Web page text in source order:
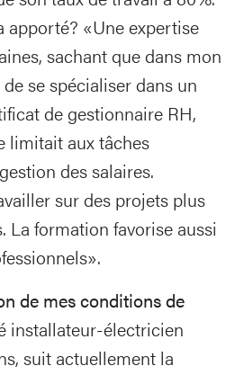
apporté? «Une expertise
sachant que dans mon
se spécialiser dans un
de gestionnaire RH,
limitait aux tâches
des salaires.
sur des projets plus
La formation favorise aussi
de mes conditions de
installateur-électricien
suit actuellement la